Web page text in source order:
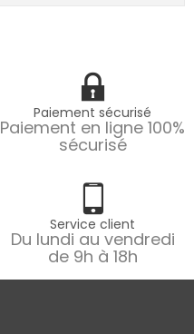
Paiement sécurisé
Paiement en ligne 100%
sécurisé
Service client
Du lundi au vendredi
de 9h à 18h